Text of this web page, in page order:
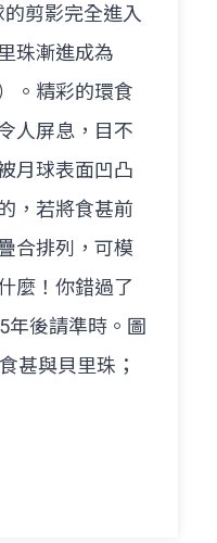
剪影完全進入
珠漸進成為
。精彩的環食
人屏息，目不
月球表面凹凸
，若將食甚前
合排列，可模
麼！你錯過了
年後請準時。圖
甚與貝里珠；